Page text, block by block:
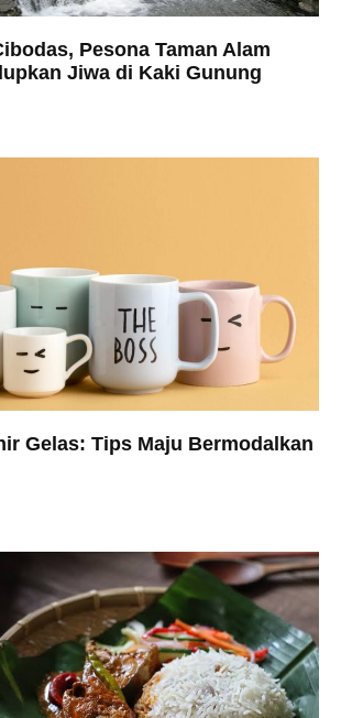
Pesona Taman Alam
Jiwa di Kaki Gunung
Gelas: Tips Maju Bermodalkan